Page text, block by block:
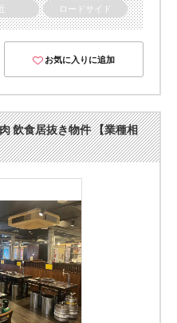
ロードサイド
お気に入りに追加
飲食居抜き物件 【業種相